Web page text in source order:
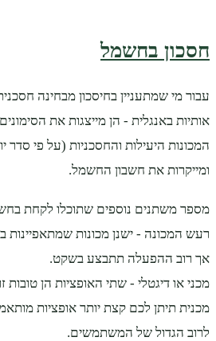
חסכון בחשמל
עבור מי שמתעניין בחיסכון מבחינה
ומייקרות את חשבון החשמל.
מספר משתנים נוספים שתוכלו לקחת
רעש המכונה - ישנן מכונות
אך רוב ההפעלה תתבצע בשקט.
מכני או דיגטלי - שתי האופציות הן
מכנית תיתן לכם קצת יותר אופציות
לרוב הגדול של המשתמשים.